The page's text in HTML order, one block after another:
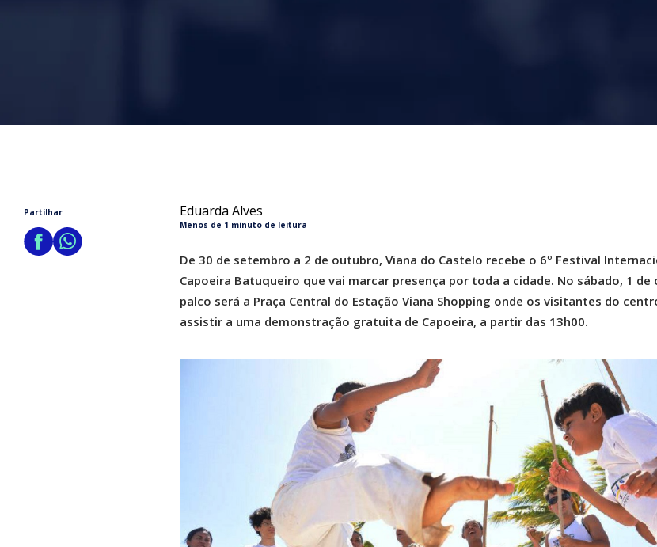
Partilhar Eduarda Alves
Menos de 1 minuto de leitura
De 30 de setembro a 2 de outubro, Viana do Castelo recebe o 6º Festival
Capoeira Batuqueiro que vai marcar presença por toda a cidade. No sábado, 1 de
palco será a Praça Central do Estação Viana Shopping onde os visitantes do
assistir a uma demonstração gratuita de Capoeira, a partir das 13h00.